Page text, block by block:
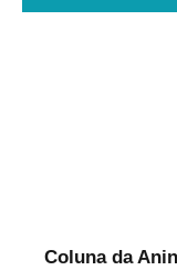
Coluna da